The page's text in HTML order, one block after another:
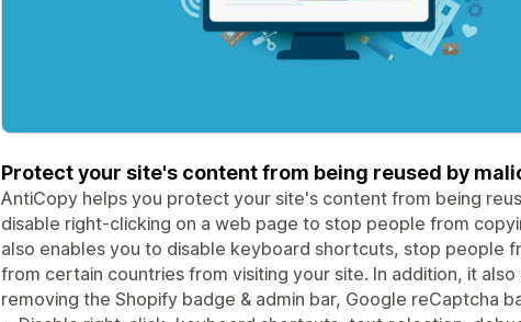
Protect your site's content from being reused by
AntiCopy helps you protect your site's content from being
disable right-clicking on a web page to stop people from
also enables you to disable keyboard shortcuts, stop people
from certain countries from visiting your site. In addition, it
removing the Shopify badge & admin bar, Google reCaptcha